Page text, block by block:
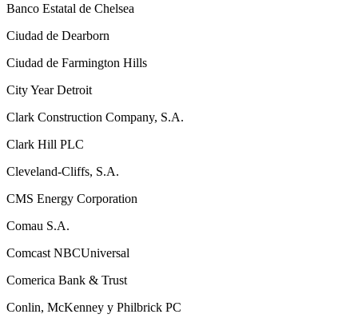
Banco Estatal de Chelsea
Ciudad de Dearborn
Ciudad de Farmington Hills
City Year Detroit
Clark Construction Company, S.A.
Clark Hill PLC
Cleveland-Cliffs, S.A.
CMS Energy Corporation
Comau S.A.
Comcast NBCUniversal
Comerica Bank & Trust
Conlin, McKenney y Philbrick PC